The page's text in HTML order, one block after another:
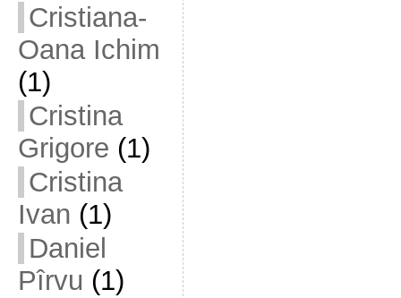
Cristiana-
Oana Ichim
(1)
Cristina
Grigore (1)
Cristina
Ivan (1)
Daniel
Pîrvu (1)